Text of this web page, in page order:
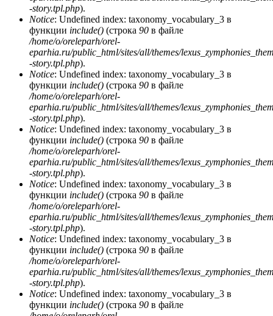
-story.tpl.php).
Notice: Undefined index: taxonomy_vocabulary_3 в
функции include() (строка 90 в файле
/home/o/oreleparh/orel-
eparhia.ru/public_html/sites/all/themes/
-story.tpl.php).
Notice: Undefined index: taxonomy_vocabulary_3 в
функции include() (строка 90 в файле
/home/o/oreleparh/orel-
eparhia.ru/public_html/sites/all/themes/
-story.tpl.php).
Notice: Undefined index: taxonomy_vocabulary_3 в
функции include() (строка 90 в файле
/home/o/oreleparh/orel-
eparhia.ru/public_html/sites/all/themes/
-story.tpl.php).
Notice: Undefined index: taxonomy_vocabulary_3 в
функции include() (строка 90 в файле
/home/o/oreleparh/orel-
eparhia.ru/public_html/sites/all/themes/
-story.tpl.php).
Notice: Undefined index: taxonomy_vocabulary_3 в
функции include() (строка 90 в файле
/home/o/oreleparh/orel-
eparhia.ru/public_html/sites/all/themes/
-story.tpl.php).
Notice: Undefined index: taxonomy_vocabulary_3 в
функции include() (строка 90 в файле